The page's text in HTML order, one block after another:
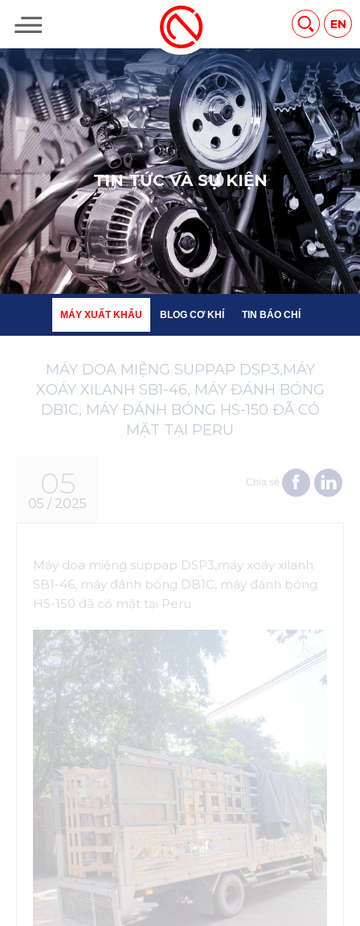
EN
BLOG CƠ KHÍ TIN BÁO CHÍ
TIN TỨC VÀ SỰ KIỆN
MÁY XUẤT KHẨU BLOG CƠ KHÍ TIN BÁO CHÍ
MÁY DOA MIỆNG SUPPAP DSP3,MÁY
XOÁY XILANH SB1-46, MÁY ĐÁNH BÓNG
DB1C, MÁY ĐÁNH BÓNG HS-150 ĐÃ CÓ
MẶT TẠI PERU
05
05 / 2025
Chia sẻ
Máy doa miệng suppap DSP3,máy xoáy xilanh
SB1-46, máy đánh bóng DB1C, máy đánh bóng
HS-150 đã có mặt tại Peru